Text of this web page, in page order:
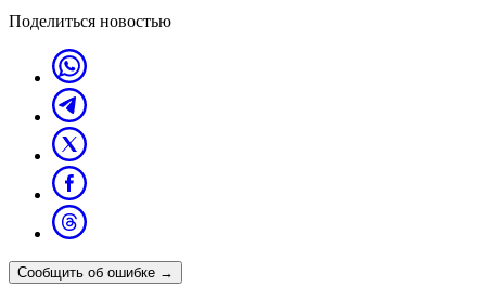
Поделиться новостью
Сообщить об ошибке →